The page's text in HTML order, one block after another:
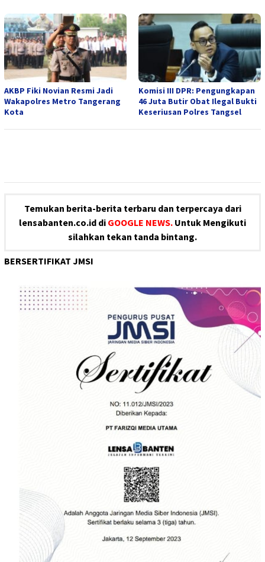
AKBP Fiki Novian Resmi Jadi
Wakapolres Metro Tangerang
Kota
Komisi III DPR: Pengungkapan
46 Juta Butir Obat Ilegal Bukti
Keseriusan Polres Tangsel
Temukan berita-berita terbaru dan terpercaya dari
lensabanten.co.id di GOOGLE NEWS. Untuk Mengikuti
silahkan tekan tanda bintang.
BERSERTIFIKAT JMSI